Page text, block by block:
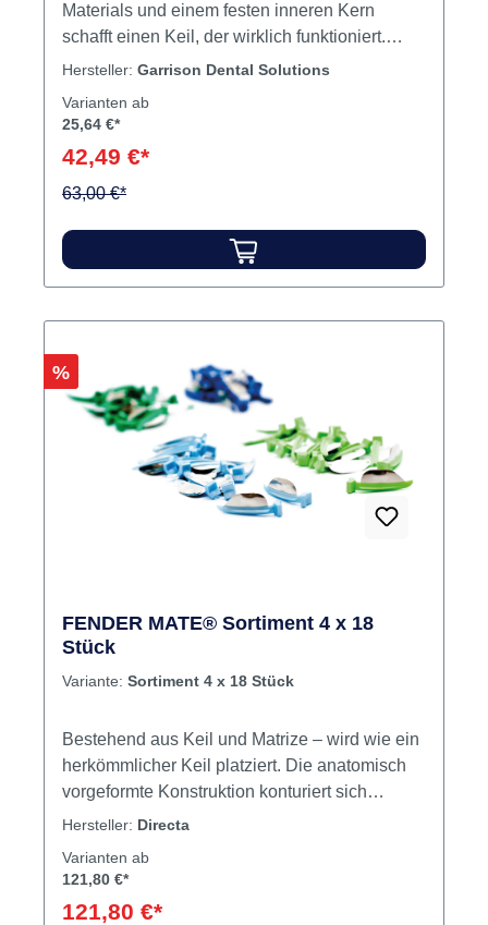
Materials und einem festen inneren Kern
schafft einen Keil, der wirklich funktioniert.
Jedesmal. Kein Herausrutschen! Weiche
Keils mühelos um und stellen sich wieder auf,
Durch die Soft-Face-Ummantelung ist die
tatsächliche Anpassung an interproximale
Kunststoffkern ermöglicht einfaches Einsetzen
und eine gute Separation. Inhalt 100 Keile
Hersteller: Garrison Dental Solutions
Varianten ab
25,64 €*
42,49 €*
63,00 €*
Rabatt
%
FENDER MATE® Sortiment 4 x 18
Stück
Variante: Sortiment 4 x 18 Stück
Bestehend aus Keil und Matrize – wird wie ein
herkömmlicher Keil platziert. Die anatomisch
vorgeformte Konstruktion konturiert sich
automatisch an die Zahnform. Bei der
bleibend um die Präparation. Der flexible,
Hersteller: Directa
Varianten ab
121,80 €*
121,80 €*